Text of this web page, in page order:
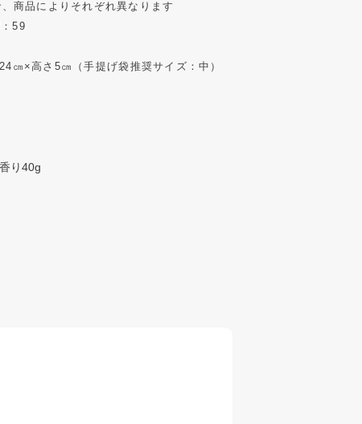
商品によりそれぞれ異なります
59
㎝×高さ5㎝（手提げ袋推奨サイズ：中）
り40g